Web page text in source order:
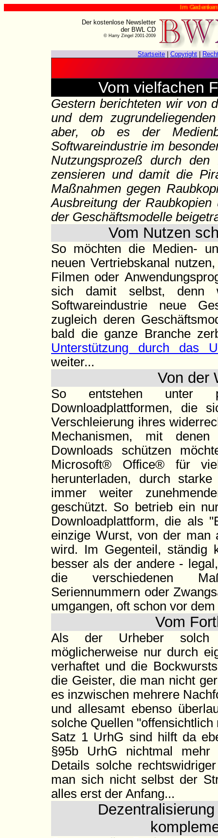
Im Gedenken an
Der kostenlose Newsletter
der BWL CD
© Harry Zingel 2001-2009
Startseite Copyright
Vom vielfachen
Gestern berichteten wir von
und dem
aber, ob es der
Softwareindustrie im
Nutzungsprozeß durch
zensieren und damit die
Maßnahmen gegen
Ausbreitung der
der Geschäftsmodelle
Vom Nutzen
So möchten die Medien-
neuen Vertriebskanal
Filmen oder
sich damit selbst, denn
Softwareindustrie neue
zugleich deren
bald die ganze Branche
Unterstützung durch das
weiter...
Von der
So entstehen unter
Downloadplattformen, die
Verschleierung ihres
Mechanismen, mit
Downloads schützen
Microsoft® Office® für
herunterladen, durch
immer weiter
geschützt. So betrieb ein
Downloadplattform, die als
einzige Wurst, von der man
wird. Im Gegenteil, ständig
besser als der andere -
die verschiedenen
Seriennummern oder
umgangen, oft schon vor
Vom
Als der Urheber solch
möglicherweise nur durch
verhaftet und die
die Geister, die man nicht
es inzwischen mehrere
und allesamt ebenso
solche Quellen
Satz 1 UrhG sind hilft da
§95b UrhG nichtmal mehr
Details solche
man sich nicht selbst der
alles erst der Anfang...